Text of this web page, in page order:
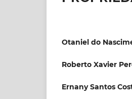
Otaniel do
Roberto Xavier
Ernany Santos